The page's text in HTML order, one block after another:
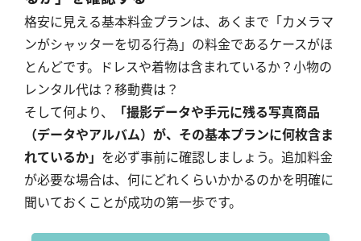
格安に見える基本料金プランは、あくまで「カメラマ
ンがシャッターを切る行為」の料金であるケースがほ
とんどです。ドレスや着物は含まれているか？小物の
レンタル代は？移動費は？
そして何より、
「撮影データや手元に残る写真商品
（データやアルバム）が、その基本プランに何枚含ま
れているか」 を必ず事前に確認しましょう。追加料金
が必要な場合は、何にどれくらいかかるのかを明確に
聞いておくことが成功の第一歩です。